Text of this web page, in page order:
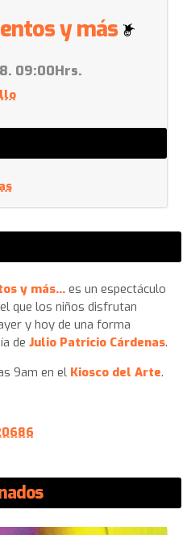
y más
09:00Hrs.
y más...es un espectáculo
que los niños disfrutan
y hoy de una forma
de Julio Patricio Cárdenas.
9am en el Kiosco del Arte.